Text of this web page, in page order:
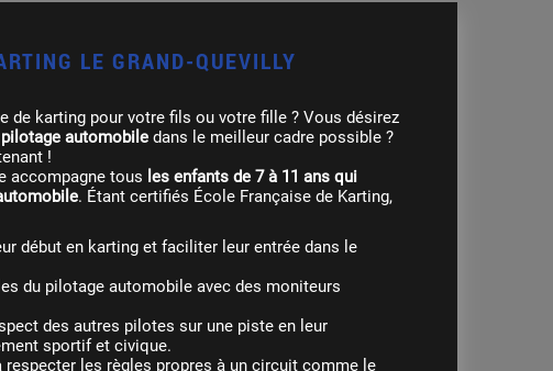
LE GRAND-QUEVILLY
de karting pour votre fils ou votre fille ? Vous désirez
automobile dans le meilleur cadre possible ?
!
accompagne tous les enfants de 7 à 11 ans qui
. Étant certifiés École Française de Karting,
sportif et civique.